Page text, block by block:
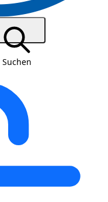
Suchen